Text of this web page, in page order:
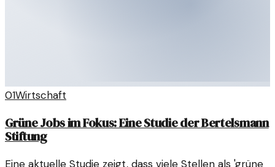
01Wirtschaft
Grüne Jobs im Fokus: Eine Studie der Bertelsmann
Stiftung
Eine aktuelle Studie zeigt, dass viele Stellen als 'grüne